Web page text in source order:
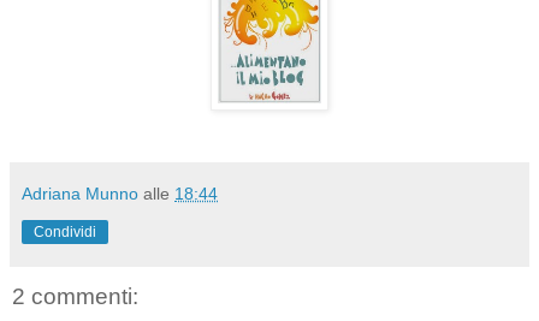
Adriana Munno alle 18:44
Condividi
2 commenti: